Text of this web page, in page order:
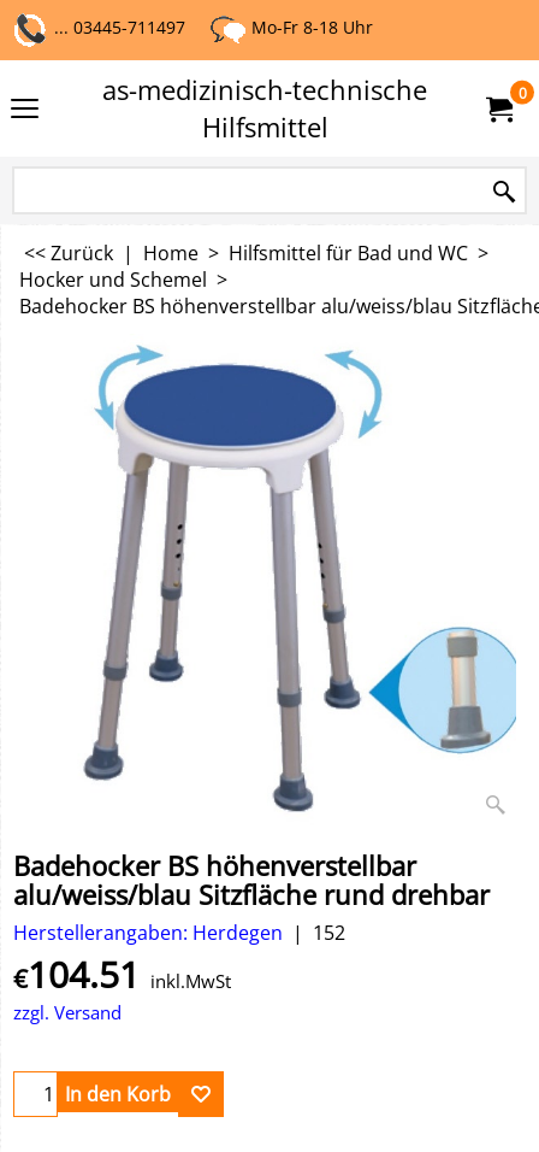
... 03445-711497 Mo-Fr 8-18 Uhr
as-medizinisch-technische
Hilfsmittel
0
<< Zurück | Home > Hilfsmittel für Bad und WC >
Hocker und Schemel >
Badehocker BS höhenverstellbar alu/weiss/blau
Badehocker BS höhenverstellbar
alu/weiss/blau Sitzfläche rund drehbar
Herstellerangaben: Herdegen 152
€104.51
inkl.MwSt
zzgl. Versand
In den Korb